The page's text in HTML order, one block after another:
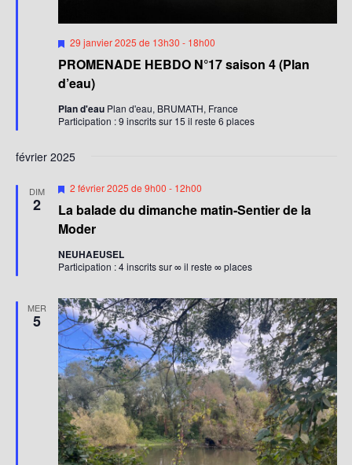
v
e
e
s
PROMENADE HEBDO N°17 saison 4 (Plan
d’eau)
M
s
e
n
a
v
a
t
29 janvier 2025 de 13h30 - 18h00
Plan d'eau Plan d'eau, BRUMATH, France
Participation : 9 inscrits sur 15 il reste 6 places
février 2025
DIM
2
La balade du dimanche matin-Sentier de la
Moder
M
s
e
n
a
v
a
t
2 février 2025 de 9h00 - 12h00
NEUHAEUSEL
Participation : 4 inscrits sur ∞ il reste ∞ places
MER
5